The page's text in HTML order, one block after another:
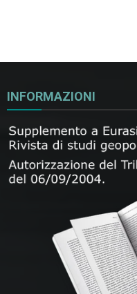
INFORMAZIONI